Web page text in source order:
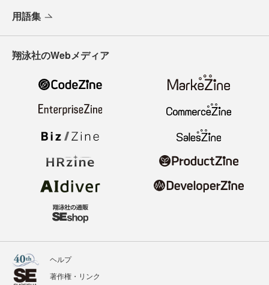
用語集
翔泳社のWebメディア
ヘルプ
著作権・リンク